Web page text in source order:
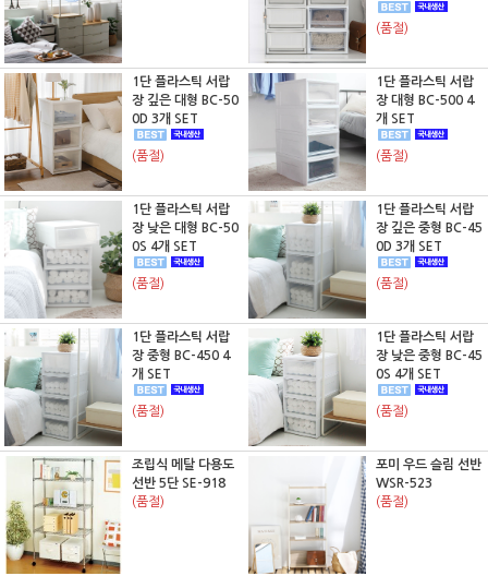
(품절)
1단 플라스틱 서랍
장 깊은 대형 BC-50
0D 3개 SET
(품절)
1단 플라스틱 서랍
장 대형 BC-500 4
개 SET
(품절)
1단 플라스틱 서랍
장 낮은 대형 BC-50
0S 4개 SET
(품절)
1단 플라스틱 서랍
장 깊은 중형 BC-45
0D 3개 SET
(품절)
1단 플라스틱 서랍
장 중형 BC-450 4
개 SET
(품절)
1단 플라스틱 서랍
장 낮은 중형 BC-45
0S 4개 SET
(품절)
조립식 메탈 다용도
선반 5단 SE-918
(품절)
포미 우드 슬림 선반
WSR-523
(품절)